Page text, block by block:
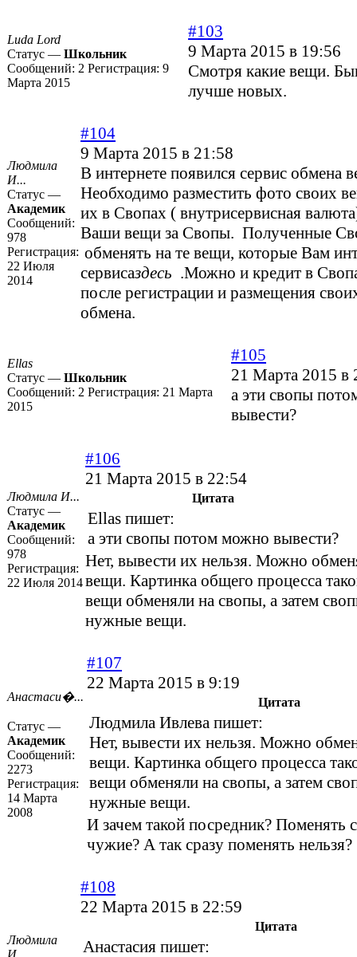
Luda Lord
Статус — Школьник
Сообщений: 2 Регистрация: 9
Марта 2015
#103
9 Марта 2015 в 19:56
Смотря какие вещи.
лучше новых.
Людмила
И...
Статус —
Академик
Сообщений:
978
Регистрация:
22 Июля
2014
#104
9 Марта 2015 в 21:58
В интернете появился сервис обмена
Необходимо разместить фото своих
их в Свопах ( внутрисервисная
Ваши вещи за Свопы. Полученные
обменять на те вещи, которые Вам
сервисаздесь .Можно и кредит в
после регистрации и размещения
обмена.
Ellas
Статус — Школьник
Сообщений: 2 Регистрация: 21 Марта
2015
#105
21 Марта 2015 в
а эти свопы
вывести?
Людмила И...
Статус —
Академик
Сообщений:
978
Регистрация:
22 Июля 2014
#106
21 Марта 2015 в 22:54
Цитата
Ellas пишет:
а эти свопы потом можно вывести?
Нет, вывести их нельзя. Можно
вещи. Картинка общего процесса
вещи обменяли на свопы, а затем
нужные вещи.
Анастаси�...
Статус —
Академик
Сообщений:
2273
Регистрация:
14 Марта
2008
#107
22 Марта 2015 в 9:19
Цитата
Людмила Ивлева пишет:
Нет, вывести их нельзя. Можно
вещи. Картинка общего процесса
вещи обменяли на свопы, а затем
нужные вещи.
И зачем такой посредник? Поменять
чужие? А так сразу поменять нельзя?
Людмила
#108
22 Марта 2015 в 22:59
Цитата
Анастасия пишет: